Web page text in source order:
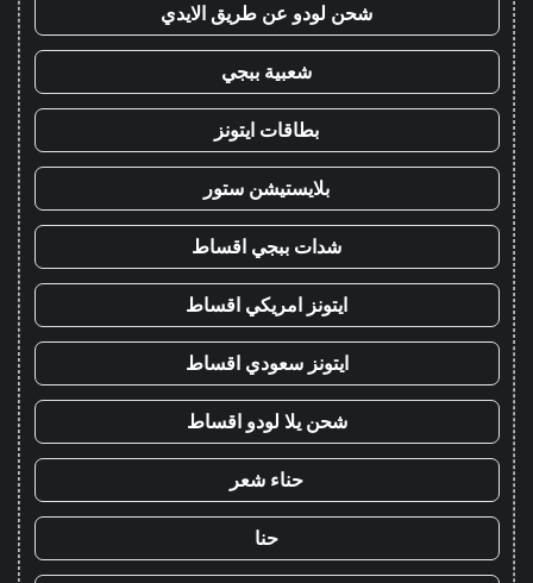
شحن لودو عن طريق الايدي
شعبية ببجي
بطاقات ايتونز
بلايستيشن ستور
شدات ببجي اقساط
ايتونز امريكي اقساط
ايتونز سعودي اقساط
شحن يلا لودو اقساط
حناء شعر
حنا